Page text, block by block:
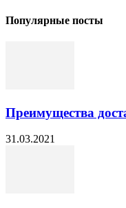
Популярные посты
Преимущества
31.03.2021